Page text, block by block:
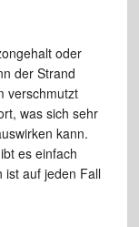
oder
der Strand
verschmutzt
was sich sehr
kann.
es einfach
ist auf jeden Fall